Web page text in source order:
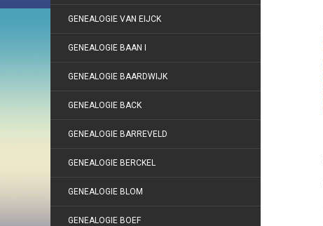
GENEALOGIE VAN EIJCK
GENEALOGIE BAAN I
GENEALOGIE BAARDWIJK
GENEALOGIE BACK
GENEALOGIE BARREVELD
GENEALOGIE BERCKEL
GENEALOGIE BLOM
GENEALOGIE BOEF